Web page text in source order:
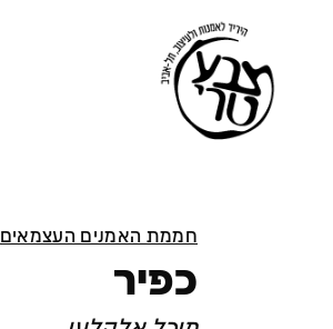
חממת האמנים העצמאים
כפיר